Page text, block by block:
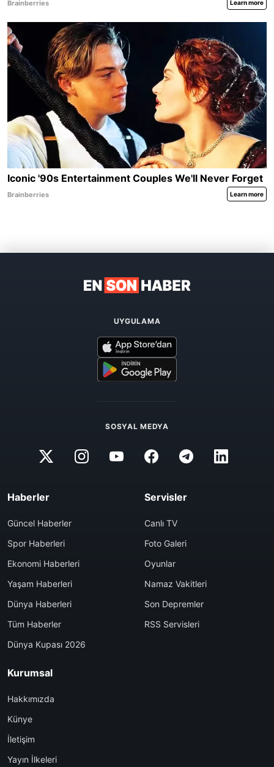
UYGULAMA
SOSYAL MEDYA
Haberler
Güncel Haberler
Spor Haberleri
Ekonomi Haberleri
Yaşam Haberleri
Dünya Haberleri
Tüm Haberler
Dünya Kupası 2026
Servisler
Canlı TV
Foto Galeri
Oyunlar
Namaz Vakitleri
Son Depremler
RSS Servisleri
Kurumsal
Hakkımızda
Künye
İletişim
Yayın İlkeleri